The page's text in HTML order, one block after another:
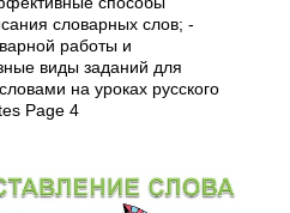
словарных слов; -
работы и
виды заданий для
на уроках русского
Page 4